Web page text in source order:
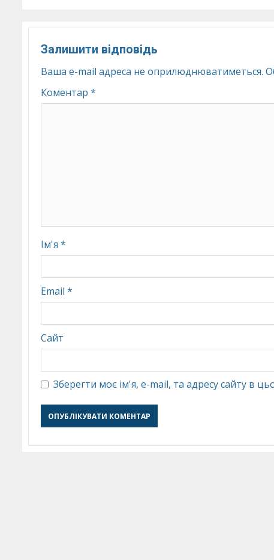
Залишити відповідь
Ваша e-mail адреса не оприлюднюватиметься.
Коментар *
Ім'я *
Email *
Сайт
Зберегти моє ім'я, e-mail, та адресу сайту в